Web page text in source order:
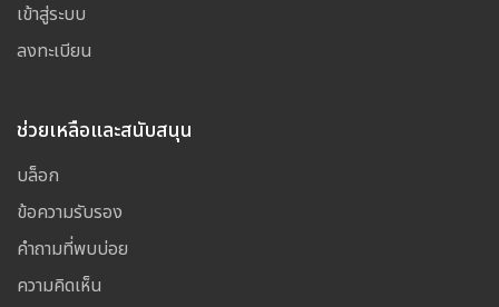
เข้าสู่ระบบ
ลงทะเบียน
ช่วยเหลือและสนับสนุน
บล็อก
ข้อความรับรอง
คำถามที่พบบ่อย
ความคิดเห็น